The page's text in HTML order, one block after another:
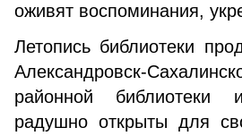
оживят воспоминания,
Летопись библиотеки
Александровск-
районной
радушно открыты для